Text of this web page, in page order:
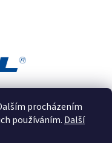
procházením
používáním. Další